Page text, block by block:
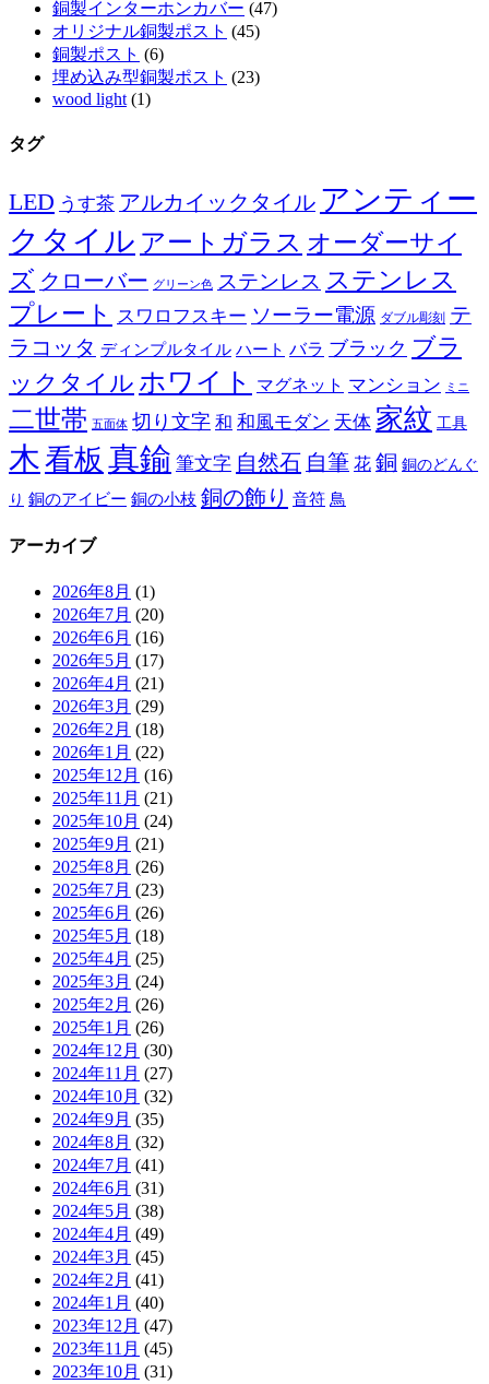
銅製インターホンカバー (47)
オリジナル銅製ポスト (45)
銅製ポスト (6)
埋め込み型銅製ポスト (23)
wood light (1)
タグ
LED うす茶 アルカイックタイル アンティー
クタイル アートガラス オーダーサイ
ズ クローバー グリーン色 ステンレス ステンレス
プレート スワロフスキー ソーラー電源 ダブル彫刻 テ
ラコッタ ディンプルタイル ハート バラ ブラック ブラ
ックタイル ホワイト マグネット マンション ミニ
二世帯 五面体 切り文字 和 和風モダン 天体 家紋 工具
木看板 真鍮 筆文字 自然石 自筆 花 銅 銅のどんぐ
り 銅のアイビー 銅の小枝 銅の飾り 音符 鳥
アーカイブ
2026年8月 (1)
2026年7月 (20)
2026年6月 (16)
2026年5月 (17)
2026年4月 (21)
2026年3月 (29)
2026年2月 (18)
2026年1月 (22)
2025年12月 (16)
2025年11月 (21)
2025年10月 (24)
2025年9月 (21)
2025年8月 (26)
2025年7月 (23)
2025年6月 (26)
2025年5月 (18)
2025年4月 (25)
2025年3月 (24)
2025年2月 (26)
2025年1月 (26)
2024年12月 (30)
2024年11月 (27)
2024年10月 (32)
2024年9月 (35)
2024年8月 (32)
2024年7月 (41)
2024年6月 (31)
2024年5月 (38)
2024年4月 (49)
2024年3月 (45)
2024年2月 (41)
2024年1月 (40)
2023年12月 (47)
2023年11月 (45)
2023年10月 (31)